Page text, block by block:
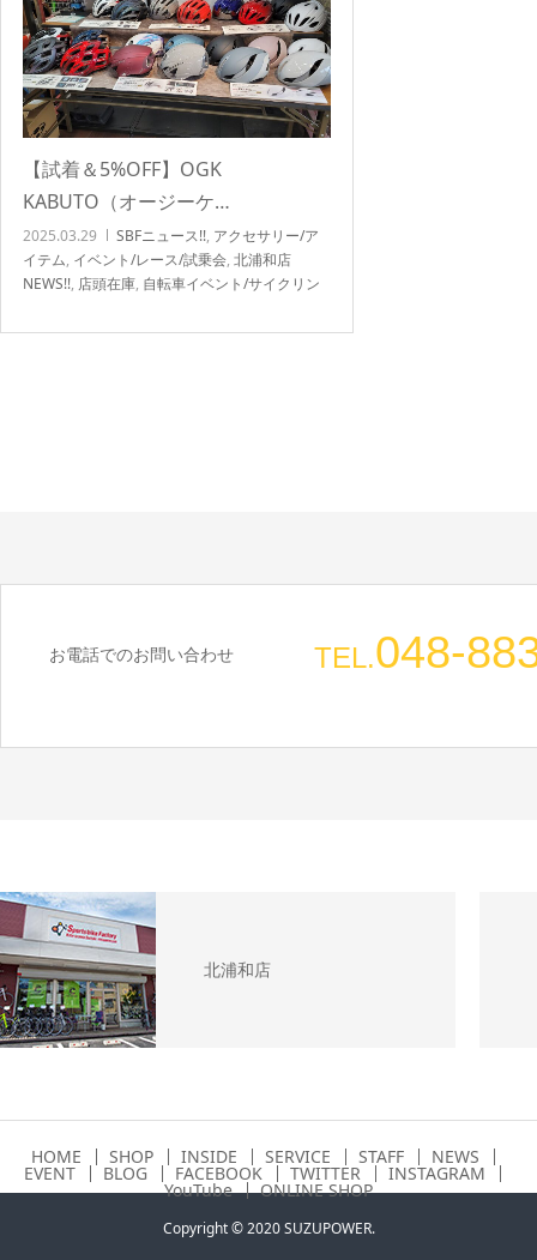
【試着＆5%OFF】OGK
KABUTO（オージーケ…
2025.03.29 SBFニュース!!, アクセサリー/ア
イテム, イベント/レース/試乗会, 北浦和店
NEWS!!, 店頭在庫, 自転車イベント/サイクリン
お電話でのお問い合わせ TEL.048-
北浦和店
HOME SHOP INSIDE SERVICE STAFF NEWS
EVENT BLOG FACEBOOK TWITTER INSTAGRAM
YouTube ONLINE SHOP
Copyright © 2020 SUZUPOWER.